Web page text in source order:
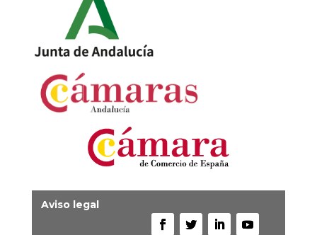
Política de protección de datos
Aviso legal